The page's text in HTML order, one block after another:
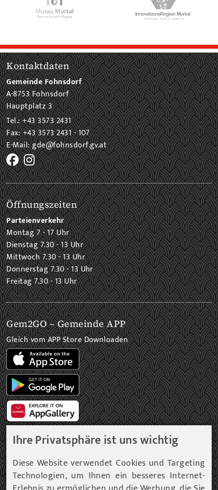
Ihre Privatsphäre ist uns wichtig
Diese Website verwendet Cookies und Targeting
Technologien, um Ihnen ein besseres Internet-
Kontaktdaten
Gemeinde Fohnsdorf
A-8753 Fohnsdorf
Hauptplatz 3
Tel.: +43 3573 2431
Fax: +43 3573 2431 - 107
E-Mail: gde@fohnsdorf.gv.at
Öffnungszeiten
Parteienverkehr
Montag 7 - 17 Uhr
Dienstag 7.30 - 13 Uhr
Mittwoch 7.30 - 13 Uhr
Donnerstag 7.30 - 13 Uhr
Freitag 7.30 - 13 Uhr
Gem2GO – Gemeinde APP
Gleich vom APP Store Downloaden
Gemeinde Newsletter
Immer am aktuellsten Informationsstand!